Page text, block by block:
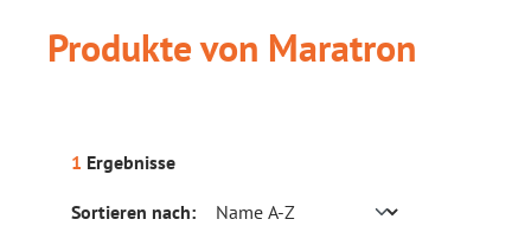
Produkte von Maratron
1 Ergebnisse
Sortieren nach: